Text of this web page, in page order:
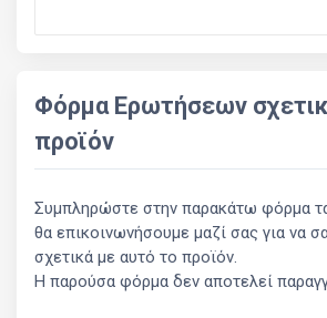
Φόρμα Ερωτήσεων
προϊόν
Συμπληρώστε στην παρακάτω φόρμα
θα επικοινωνήσουμε μαζί σας για να
σχετικά με αυτό το προϊόν.
Η παρούσα φόρμα δεν αποτελεί